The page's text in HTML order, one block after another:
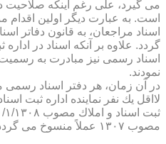
می گیرد، علی رغم اینكه صلاحیت
است. به عبارت دیگر اولین
گردد. علاوه بر آنكه اسناد در
اسناد رسمی نیز مبادرت به
نمودند.
در آن زمان، هر دفتر اسناد
لااقل یك نفر نماینده اداره ثبت
مصوب ۱۳۰۷ عملاً منسوخ می گردد .